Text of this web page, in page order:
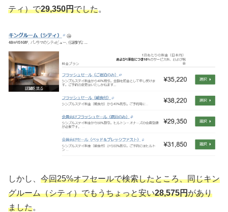
ティ）で29,350円でした。
しかし、 今回25%オフセールで検索したところ、同じキン
グルーム（シティ）でもうちょっと安い28,575円があり
ました。